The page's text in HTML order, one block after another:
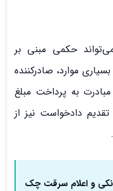
حکمی مبنی بر
موارد، صادرکننده
به پرداخت مبلغ
دادخواست نیز از
و اعلام سرقت چک